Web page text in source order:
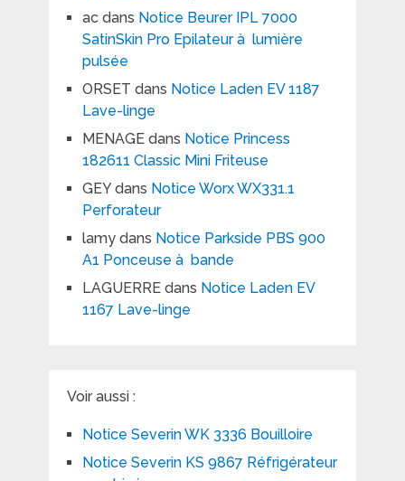
acdans Notice Beurer IPL 7000
SatinSkin Pro Epilateur à lumière
pulsée
ORSET dans Notice Laden EV 1187
Lave-linge
MENAGEdans Notice Princess
182611 Classic Mini Friteuse
GEYdans Notice Worx WX331.1
Perforateur
lamydans Notice Parkside PBS 900
A1 Ponceuse à bande
LAGUERREdans Notice Laden EV
1167 Lave-linge
Voir aussi :
Notice Severin WK 3336 Bouilloire
Notice Severin KS 9867 Réfrigérateur